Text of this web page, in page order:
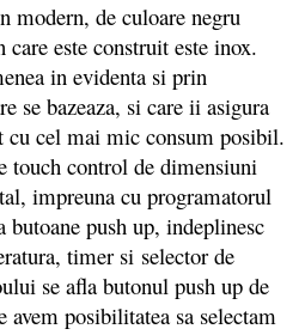
de culoare negru
este construit este inox.
in evidenta si prin
se bazeaza, si care ii asigura
cu cel mai mic consum posibil.
touch control de dimensiuni
impreuna cu programatorul
butoane push up, indeplinesc
timer si selector de
se afla butonul push up de
avem posibilitatea sa selectam